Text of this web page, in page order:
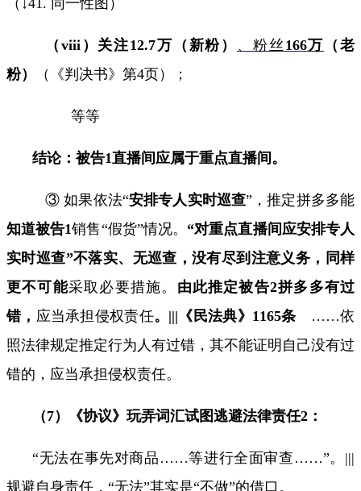
（ viii ） 关注12.7万（新粉） 、 粉丝 166万
（老
粉）
（《判决书》第4页）；
等等
结论：被告1直播间应属于重点直播间。
③ 如果依法“安排专人实时巡查”，推定拼多多能
知道被告1销售“假货”情况。 “对重点直播间应安排专人
实时巡查”不落实、无巡查，没有尽到注意义务，同样
更不可能采取必要措施。 由此推定被告2拼多多有过
错， 应当承担侵权责任。 ||| 《民法典》 1165条 ……依
照法律规定推定行为人有过错，其不能证明自己没有过
错的，应当承担侵权责任。
（7）《协议》玩弄词汇试图逃避法律责任2 ：
“无法在事先对商品 ……等进行全面审查 ……”。 |||
规避自身责任，“无法”其实是“不做”的借口。